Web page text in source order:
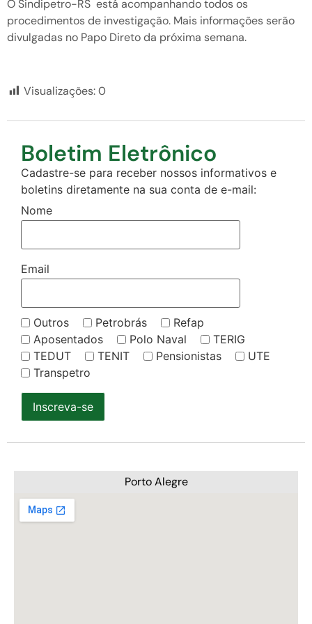
O Sindipetro-RS está acompanhando todos os
procedimentos de investigação. Mais informações serão
divulgadas no Papo Direto da próxima semana.
Visualizações:0
Boletim Eletrônico
Cadastre-se para receber nossos informativos e
boletins diretamente na sua conta de e-mail:
Nome
Email
Outros Petrobrás
Refap
Aposentados
Polo Naval
TERIG
TEDUT
TENIT Pensionistas
UTE
Transpetro
Inscreva-se
Porto Alegre